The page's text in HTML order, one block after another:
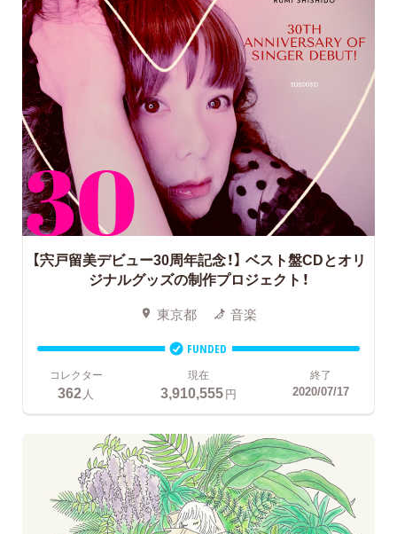
【宍戸留美デビュー30周年記念！】 ベスト盤CDとオリ
ジナルグッズの制作プロジェクト！
東京都 音楽
FUNDED
コレクター
362人
現在
3,910,555円
終了
2020/07/17